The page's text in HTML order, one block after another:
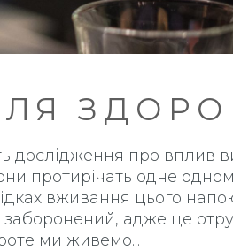
дослідження про вплив
протирічать одне
вживання цього
заборонений, адже це
ми живемо